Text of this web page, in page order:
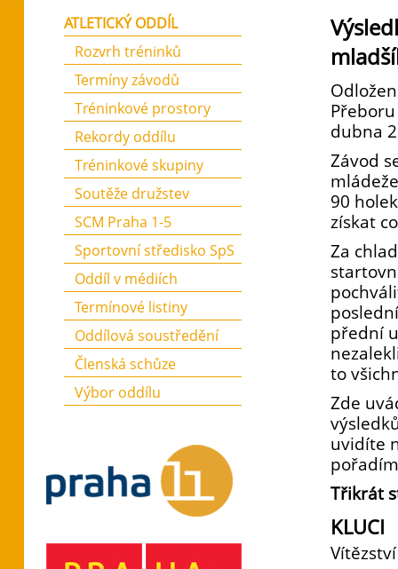
dubna
Závod
90
získat
Za
přední
to
Zde
uvidíte
Třikrát
KLUCI
ATLETICKÝ ODDÍL
Rozvrh tréninků
Termíny závodů
Tréninkové prostory
Rekordy oddílu
Tréninkové skupiny
Soutěže družstev
SCM Praha 1-5
Sportovní středisko SpS
Oddíl v médiích
Termínové listiny
Oddílová soustředění
Členská schůze
Výbor oddílu